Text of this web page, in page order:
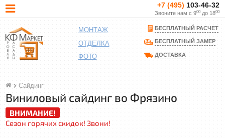
+7 (495) 103-46-32
Звоните нам с 900до 1800
МОНТАЖ
ОТДЕЛКА
ФОТО
БЕСПЛАТНЫЙ РАСЧЕТ
БЕСПЛАТНЫЙ ЗАМЕР
ДОСТАВКА
Сайдинг
Виниловый сайдинг во Фрязино
ВНИМАНИЕ!
Сезон горячих скидок! Звони!